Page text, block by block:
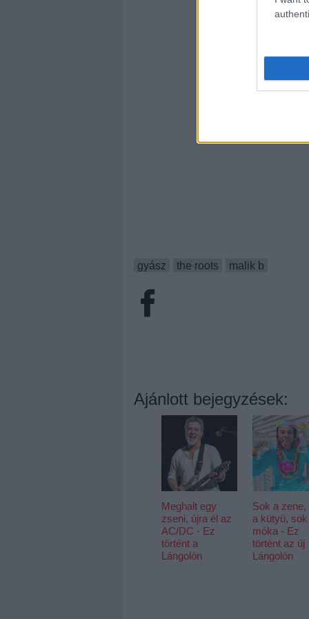
gyász the roots malik b
Ajánlott bejegyzések:
Meghalt egy
zseni, újra él az
AC/DC - Ez
történt a
Lángolón
Sok a zene,
a kütyü,
móka - Ez
történt az új
Lángolón